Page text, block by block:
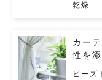
乾燥
カー
性を
ビーズ